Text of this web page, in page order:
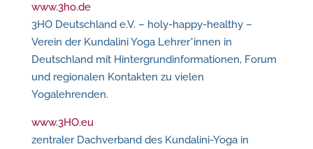
www.3ho.de
3HO Deutschland e.V. – holy-happy-healthy –
Verein der Kundalini Yoga Lehrer*innen in
Deutschland mit Hintergrundinformationen, Forum
und regionalen Kontakten zu vielen
Yogalehrenden.
www.3HO.eu
zentraler Dachverband des Kundalini-Yoga in